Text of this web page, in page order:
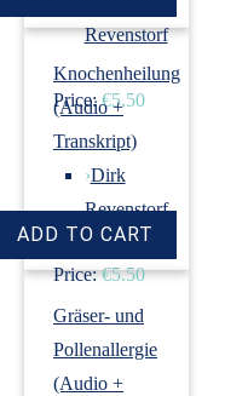
Revenstorf
Price: €5.50
Knochenheilung
(Audio +
Transkript)
›Dirk
Revenstorf
Price: €5.50
Gräser- und
Pollenallergie
(Audio +